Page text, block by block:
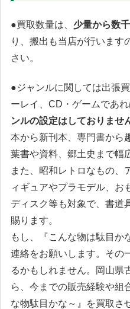
●買取数量は、 少量から数
り、搬出も当店が行います
さい。
●ジャンルに関しては出張
ーレイ、CD・ゲームであ
ンルの設定はしておりませ
本から新刊本、専門書から
葉書や資料、郷土史まで幅
また、昭和レトロなもの、
ィギュアやプラモデル、お
ディスク等も対象で、書道
賜ります。
もし、『こんな物は駄目か
連絡をお願いします。その
るかもしれません。岡山県
ら、今までの販売経験や組
な物駄目かな～』を買取さ